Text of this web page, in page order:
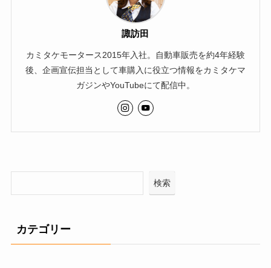
諏訪田
カミタケモータース2015年入社。自動車販売を約4年経験
後、企画宣伝担当として車購入に役立つ情報をカミタケマ
ガジンやYouTubeにて配信中。
検索
カテゴリー